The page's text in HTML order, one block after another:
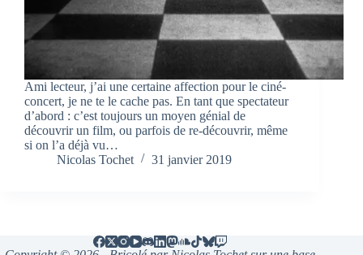
Ami lecteur, j’ai une certaine affection pour le ciné-
concert, je ne te le cache pas. En tant que spectateur
d’abord : c’est toujours un moyen génial de
découvrir un film, ou parfois de re-découvrir, même
si on l’a déjà vu…
Nicolas Tochet
31 janvier 2019